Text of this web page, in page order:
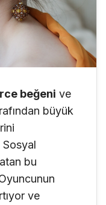
beğeni ve
büyük
Sosyal
bu
ve